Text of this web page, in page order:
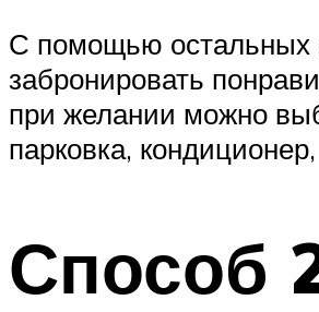
С помощью остальных
забронировать
при желании можно
парковка,
Способ